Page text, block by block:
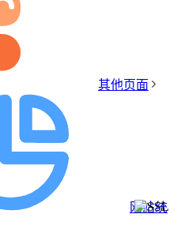
其他页面
网站统